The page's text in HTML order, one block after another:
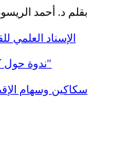
الإسناد العلمي
ندوة حول كتاب "العدالة الاجتماعية في الإسلام"
سكاكين وسهام